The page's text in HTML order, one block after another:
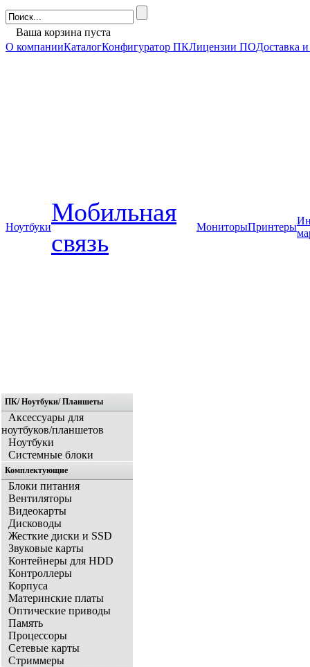
Ваша корзина пуста
О компанииКаталогКонфигуратор ПКЛицензии ПОДоставка
Ноутбуки
Мобильная
связь
МониторыПринтеры
Главная
ПК/ Ноутбуки/ Планшеты
Аксессуары для
ноутбуков/планшетов
Ноутбуки
Системные блоки
Комплектующие
Блоки питания
Вентиляторы
Видеокарты
Дисководы
Жесткие диски и SSD
Звуковые карты
Контейнеры для HDD
Контроллеры
Корпуса
Материнские платы
Оптические приводы
Память
Процессоры
Сетевые карты
Стриммеры